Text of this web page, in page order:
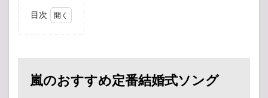
目次
定番
結婚
嵐のおすすめ定番結婚式ソング